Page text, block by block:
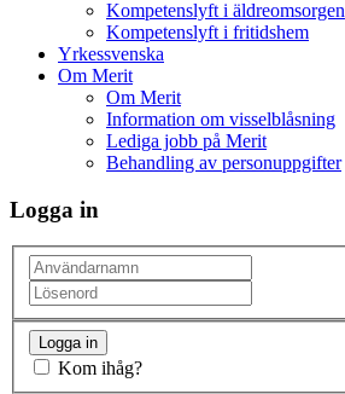
Kompetenslyft i äldreomsorgen
Kompetenslyft i fritidshem
Yrkessvenska
Om Merit
Om Merit
Information om visselblåsning
Lediga jobb på Merit
Behandling av personuppgifter
Logga in
Kom ihåg?